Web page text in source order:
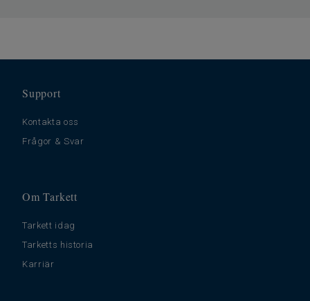
Support
Kontakta oss
Frågor & Svar
Om Tarkett
Tarkett idag
Tarketts historia
Karriär